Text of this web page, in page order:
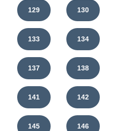
129 130
133 134
137 138
141 142
145 146